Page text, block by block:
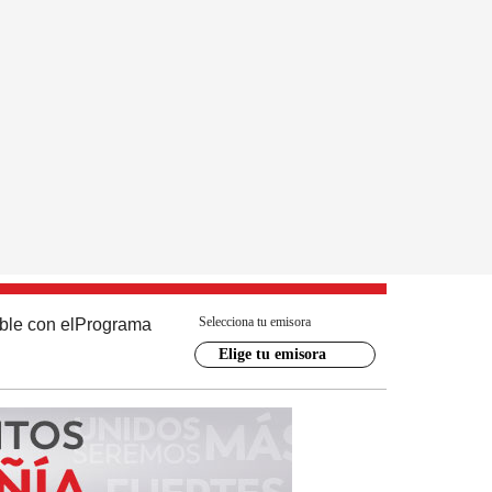
con el Programa Selecciona tu emisora
Elige tu emisora